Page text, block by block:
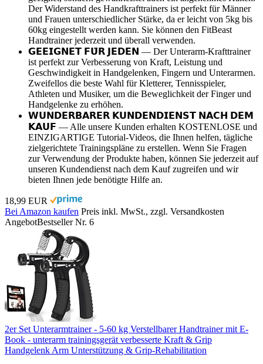
Der Widerstand des Handkrafttrainers ist perfekt für Männer
und Frauen unterschiedlicher Stärke, da er leicht von 5kg bis
60kg eingestellt werden kann. Sie können den FitBeast
Handtrainer jederzeit und überall verwenden.
𝗚𝗘𝗘𝗜𝗚𝗡𝗘𝗧 𝗙𝗨̈𝗥 𝗝𝗘𝗗𝗘𝗡 — Der Unterarm-Krafttrainer
ist perfekt zur Verbesserung von Kraft, Leistung und
Geschwindigkeit in Handgelenken, Fingern und Unterarmen.
Zweifellos die beste Wahl für Kletterer, Tennisspieler,
Athleten und Musiker, um die Beweglichkeit der Finger und
Handgelenke zu erhöhen.
𝗪𝗨𝗡𝗗𝗘𝗥𝗕𝗔𝗥𝗘𝗥 𝗞𝗨𝗡𝗗𝗘𝗡𝗗𝗜𝗘𝗡𝗦𝗧 𝗡𝗔𝗖𝗛 𝗗𝗘𝗠
𝗞𝗔𝗨𝗙 — Alle unsere Kunden erhalten KOSTENLOSE und
EINZIGARTIGE Tutorial-Videos, die Ihnen helfen, tägliche
zielgerichtete Trainingspläne zu erstellen. Wenn Sie Fragen
zur Verwendung der Produkte haben, können Sie jederzeit auf
unseren Kundendienst nach dem Kauf zugreifen und wir
bieten Ihnen jede benötigte Hilfe an.
18,99 EUR
Bei Amazon kaufen Preis inkl. MwSt., zzgl. Versandkosten
AngebotBestseller Nr. 6
2er Set Unterarmtrainer - 5-60 kg Verstellbarer Handtrainer mit E-
Book - unterarm trainingsgerät verbesserte Kraft & Grip
Handgelenk Arm Unterstützung & Grip-Rehabilitation